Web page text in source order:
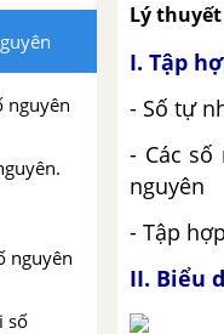
nguyên
nguyên
số
Lý thuyết
I. Tập
- Số tự
- Các
nguyên
- Tập
II. Biểu